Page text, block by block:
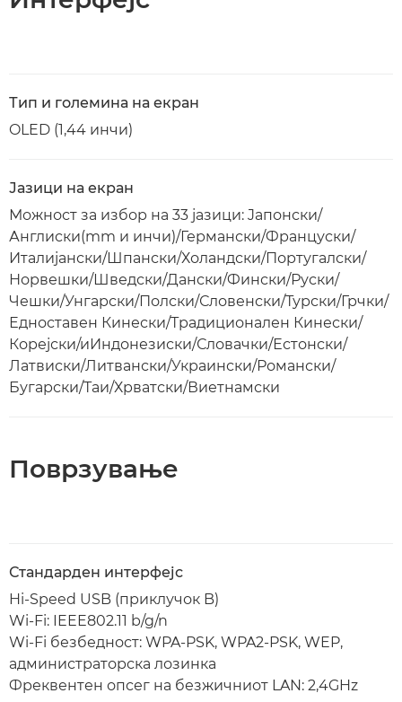
Тип и големина на екран
OLED (1,44 инчи)
Јазици на екран
Можност за избор на 33 јазици: Jапонски/
Англиски(mm и инчи)/Германски/Француски/
Италијански/Шпански/Холандски/Португалски/
Норвешки/Шведски/Дански/Фински/Руски/
Чешки/Унгарски/Полски/Словенски/Турски/Грчки/
Едноставен Кинески/Традиционален Кинески/
Корејски/иИндонезиски/Словачки/Естонски/
Латвиски/Литвански/Украински/Романски/
Бугарски/Таи/Хрватски/Виетнамски
Поврзување
Стандарден интерфејс
Hi-Speed USB (приклучок B)
Wi-Fi: IEEE802.11 b/g/n
Wi-Fi безбедност: WPA-PSK, WPA2-PSK, WEP,
администраторска лозинка
Фреквентен опсег на безжичниот LAN: 2,4GHz